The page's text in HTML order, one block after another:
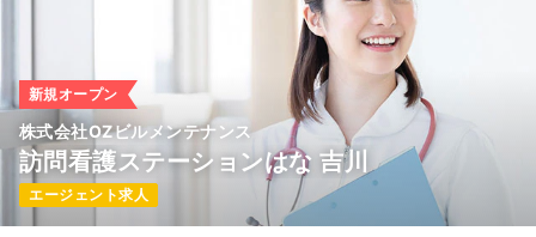
気になる 詳細を見る
新規オープン
株式会社OZビルメンテナンス
訪問看護ステーションはな 吉川
エージェント求人